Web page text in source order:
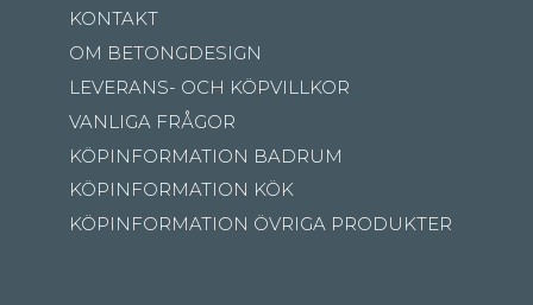
KONTAKT
OM BETONGDESIGN
LEVERANS- OCH KÖPVILLKOR
VANLIGA FRÅGOR
KÖPINFORMATION BADRUM
KÖPINFORMATION KÖK
KÖPINFORMATION ÖVRIGA PRODUKTER